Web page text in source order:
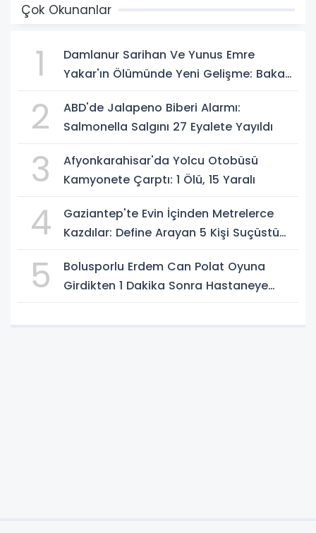
Çok Okunanlar
1
Damlanur Sarihan Ve Yunus Emre
Yakar'ın Ölümünde Yeni Gelişme: Bakan
2
ABD'de Jalapeno Biberi Alarmı:
Salmonella Salgını 27 Eyalete Yayıldı
3
Afyonkarahisar'da Yolcu Otobüsü
Kamyonete Çarptı: 1 Ölü, 15 Yaralı
4
Gaziantep'te Evin İçinden Metrelerce
Kazdılar: Define Arayan 5 Kişi Suçüstü
5
Bolusporlu Erdem Can Polat Oyuna
Girdikten 1 Dakika Sonra Hastaneye